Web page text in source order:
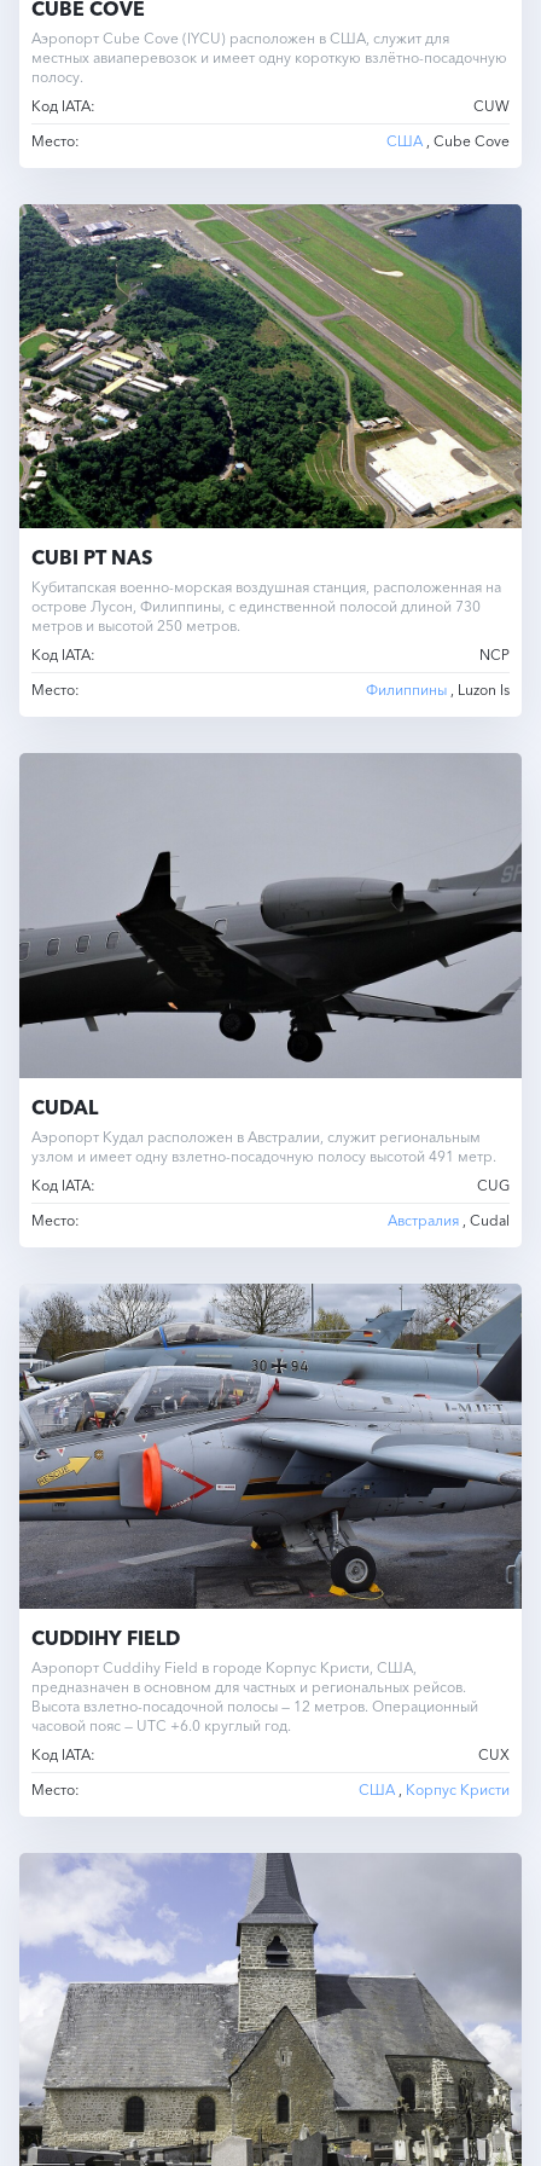
CUBE COVE
Аэропорт Cube Cove (IYCU) расположен в США, служит для
местных авиаперевозок и имеет одну короткую взлётно-посадочную
полосу.
Код IATA:
CUW
Место:
США , Cube Cove
CUBI PT NAS
Кубитапская военно-морская воздушная станция, расположенная на
острове Лусон, Филиппины, с единственной полосой длиной 730
метров и высотой 250 метров.
Код IATA:
NCP
Место:
Филиппины , Luzon Is
CUDAL
Аэропорт Кудал расположен в Австралии, служит региональным
узлом и имеет одну взлетно-посадочную полосу высотой 491 метр.
Код IATA:
CUG
Место:
Австралия , Cudal
CUDDIHY FIELD
Аэропорт Cuddihy Field в городе Корпус Кристи, США,
предназначен в основном для частных и региональных рейсов.
Высота взлетно-посадочной полосы — 12 метров. Операционный
часовой пояс — UTC +6.0 круглый год.
Код IATA:
CUX
Место:
США Корпус Кристи